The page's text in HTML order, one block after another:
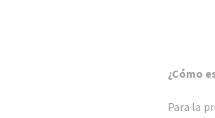
¿Cómo
Para la